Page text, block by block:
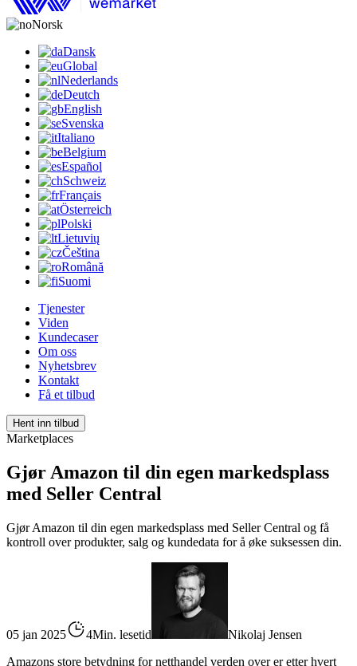
Norsk
Dansk
Global
Nederlands
Deutch
English
Svenska
Italiano
Belgium
Español
Schweiz
Français
Österreich
Polski
Lietuvių
Čeština
Română
Suomi
Tjenester
Viden
Kundecaser
Om oss
Nyhetsbrev
Kontakt
Få et tilbud
Hent inn tilbud
Marketplaces
Gjør Amazon til din egen markedsplass
med Seller Central
Gjør Amazon til din egen markedsplass med Seller Central og få
kontroll over produkter, salg og kundedata for å øke suksessen din.
05 jan 2025 4Min. lesetid
Nikolaj Jensen
Amazons store betydning for netthandel verden over er etter hvert